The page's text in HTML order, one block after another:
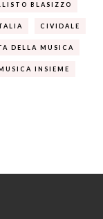
BLASIZZO
CIVIDALE
DELLA MUSICA
MUSICA INSIEME